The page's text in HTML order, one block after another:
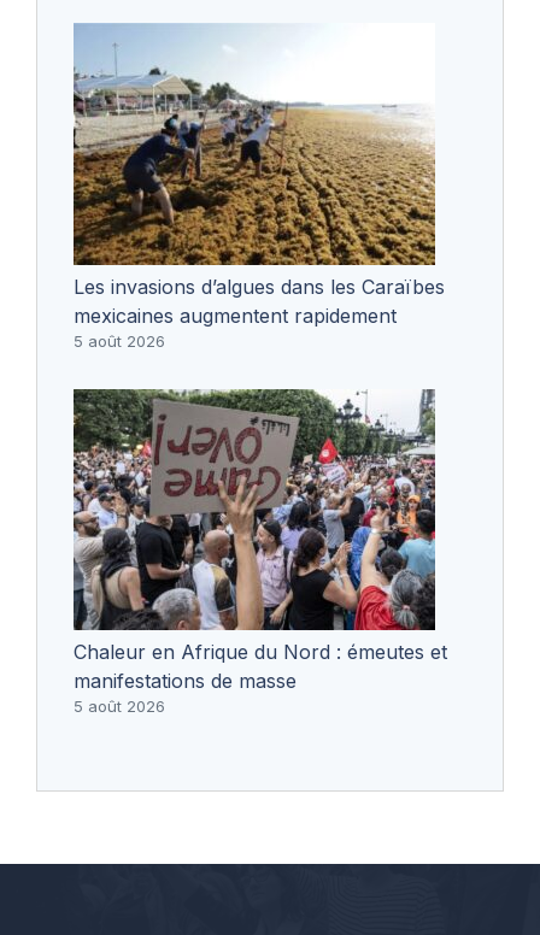
Les invasions d’algues dans les Caraïbes
mexicaines augmentent rapidement
5 août 2026
Chaleur en Afrique du Nord : émeutes et
manifestations de masse
5 août 2026